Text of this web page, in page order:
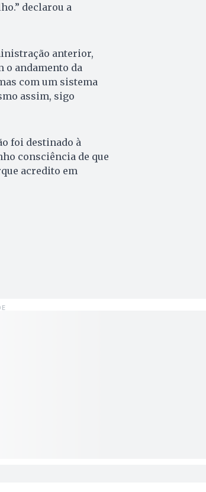
declarou a
anterior,
o andamento da
com um sistema
assim, sigo
foi destinado à
consciência de que
acredito em